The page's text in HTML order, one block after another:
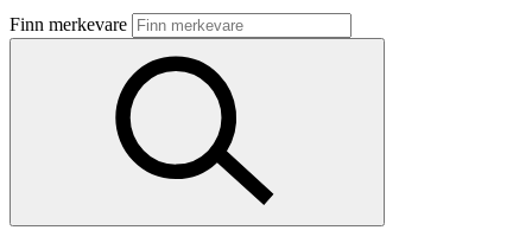
Butikker
Mat og drikke
Aktiviteter
Finn merkevare